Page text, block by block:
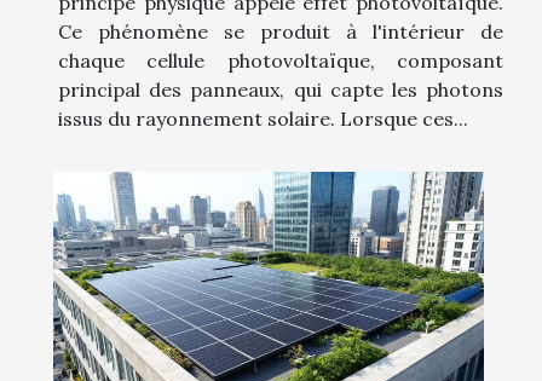
Ce phénomène se produit à l'intérieur de
chaque cellule photovoltaïque, composant
principal des panneaux, qui capte les photons
issus du rayonnement solaire. Lorsque ces...